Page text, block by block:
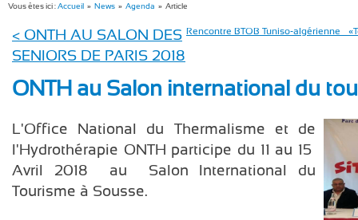
Vous êtes ici :Accueil » News » Agenda » Article
Rencontre BTOB Tuniso-algérienne –
< ONTH AU SALON DES
SENIORS DE PARIS 2018
ONTH au Salon international du
L'Office National du Thermalisme et de
l'Hydrothérapie ONTH participe du 11 au 15
Avril 2018 au Salon International du
Tourisme à Sousse.